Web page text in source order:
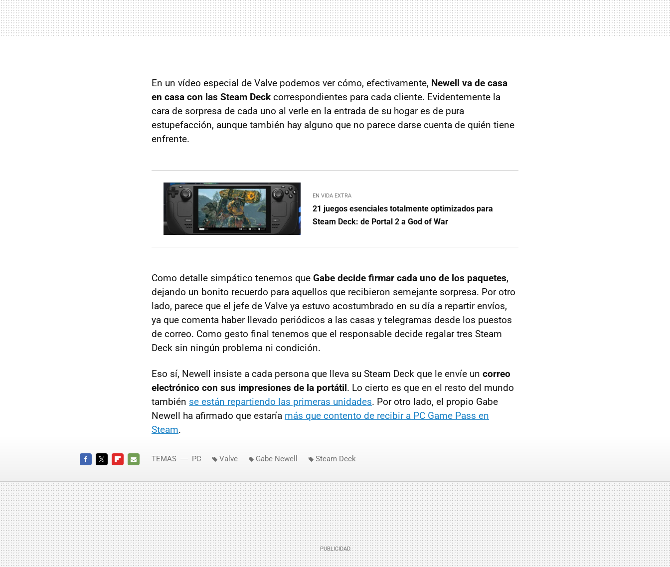
En un vídeo especial de Valve podemos ver cómo, efectivamente, Newell va de casa
en casa con las Steam Deck correspondientes para cada cliente. Evidentemente la
cara de sorpresa de cada uno al verle en la entrada de su hogar es de pura
estupefacción, aunque también hay alguno que no parece darse cuenta de quién tiene
enfrente.
EN VIDA EXTRA
21 juegos esenciales totalmente optimizados para
Steam Deck: de Portal 2 a God of War
Como detalle simpático tenemos que Gabe decide firmar cada uno de los paquetes,
dejando un bonito recuerdo para aquellos que recibieron semejante sorpresa. Por otro
lado, parece que el jefe de Valve ya estuvo acostumbrado en su día a repartir envíos,
ya que comenta haber llevado periódicos a las casas y telegramas desde los puestos
de correo. Como gesto final tenemos que el responsable decide regalar tres Steam
Deck sin ningún problema ni condición.
Eso sí, Newell insiste a cada persona que lleva su Steam Deck que le envíe un correo
electrónico con sus impresiones de la portátil. Lo cierto es que en el resto del mundo
también se están repartiendo las primeras unidades. Por otro lado, el propio Gabe
Newell ha afirmado que estaría más que contento de recibir a PC Game Pass en
Steam.
MAIL
TEMAS PC Valve Gabe Newell Steam Deck